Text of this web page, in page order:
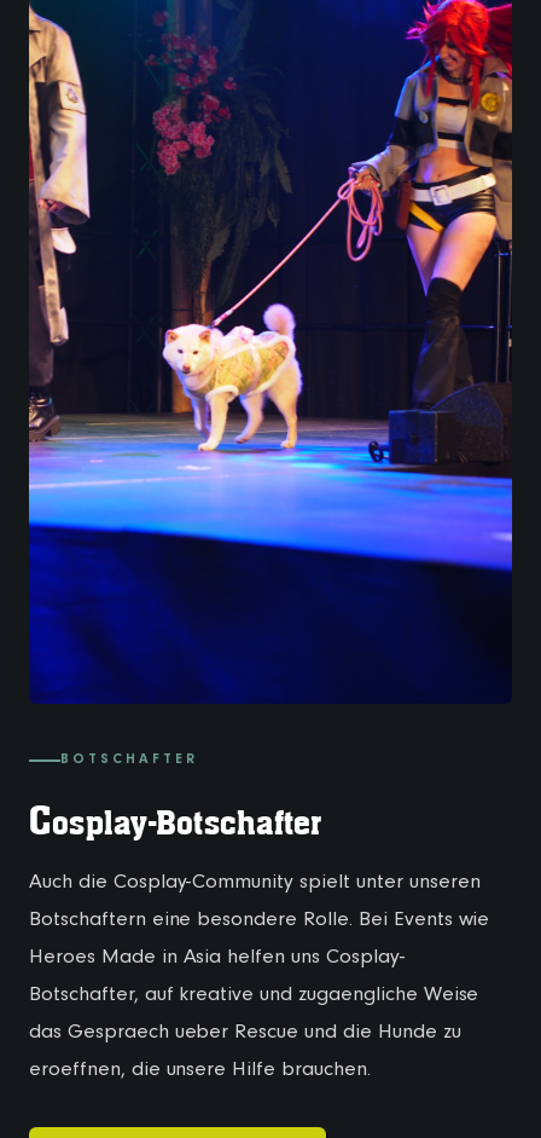
BOTSCHAFTER
Cosplay-Botschafter
Auch die Cosplay-Community spielt unter unseren
Botschaftern eine besondere Rolle. Bei Events wie
Heroes Made in Asia helfen uns Cosplay-
Botschafter, auf kreative und zugaengliche Weise
das Gespraech ueber Rescue und die Hunde zu
eroeffnen, die unsere Hilfe brauchen.